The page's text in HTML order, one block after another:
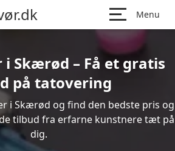
Menu
Skærød – Få et gratis
på tatovering
i Skærød og find den bedste pris og
tilbud fra erfarne kunstnere tæt på
dig.